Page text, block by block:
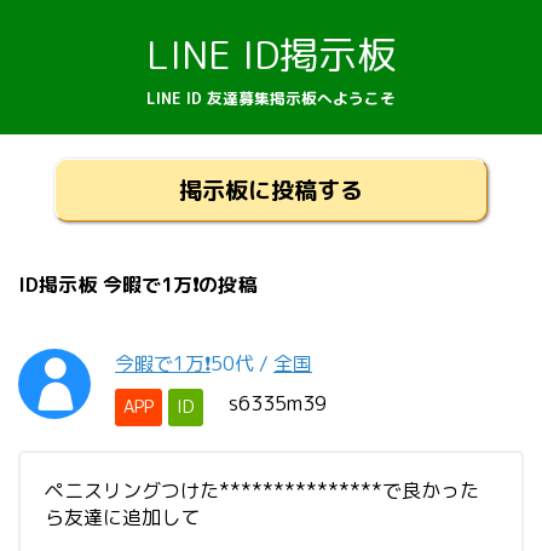
LINE ID掲示板
LINE ID 友達募集掲示板へようこそ
掲示板に投稿する
ID掲示板 今暇で1万❗️の投稿
今暇で1万❗️50代 / 全国
APP ID s6335m39
ペニスリングつけた***************で良かった
ら友達に追加して